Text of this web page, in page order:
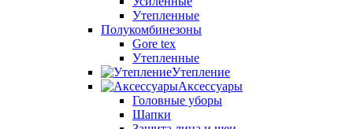
Утепленные
Полукомбинезоны
Gore tex
Утепленные
Утепление
Аксессуары
Головные уборы
Шапки